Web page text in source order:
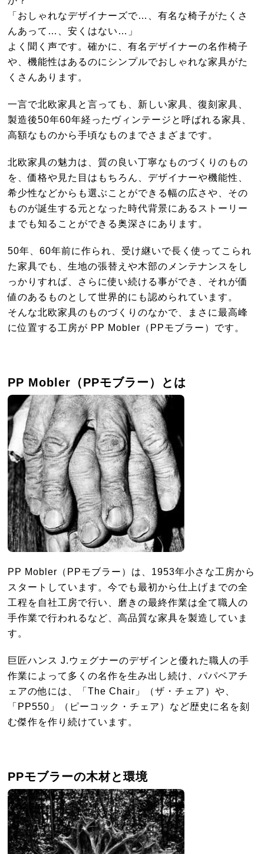
「おしゃれなデザイナーズで…、有名な椅子がたくさ
んあって…、安くはない…」
よく聞く声です。確かに、有名デザイナーの名作椅子
や、機能性はあるのにシンプルでおしゃれな家具がた
くさんあります。
一言で北欧家具と言っても、新しい家具、復刻家具、
製造後50年60年経ったヴィンテージと呼ばれる家具、
高額なものから手頃なものまでさまざまです。
北欧家具の魅力は、質の良い丁寧なものづくりのもの
を、価格や見た目はもちろん、デザイナーや機能性、
希少性などからも選ぶことができる幅の広さや、その
ものが誕生する元となった時代背景にあるストーリー
までも知ることができる奥深さにあります。
50年、60年前に作られ、受け継いで長く使ってこられ
た家具でも、生地の張替えや木部のメンテナンスをし
っかりすれば、さらに使い続ける事ができ、それが価
値のあるものとして世界的にも認められています。
そんな北欧家具のものづくりのなかで、まさに最高峰
に位置する工房が PP Mobler（PPモブラー）です。
PP Mobler（PPモブラー）とは
PP Mobler（PPモブラー）は、1953年小さな工房から
スタートしています。今でも最初から仕上げまでの全
工程を自社工房で行い、磨きの最終作業は全て職人の
手作業で行われるなど、高品質な家具を製造していま
す。
巨匠ハンス J.ウェグナーのデザインと優れた職人の手
作業によって多くの名作を生み出し続け、パパベアチ
ェアの他には、「The Chair」（ザ・チェア）や、
「PP550」（ピーコック・チェア）など歴史に名を刻
む傑作を作り続けています。
PPモブラーの木材と環境